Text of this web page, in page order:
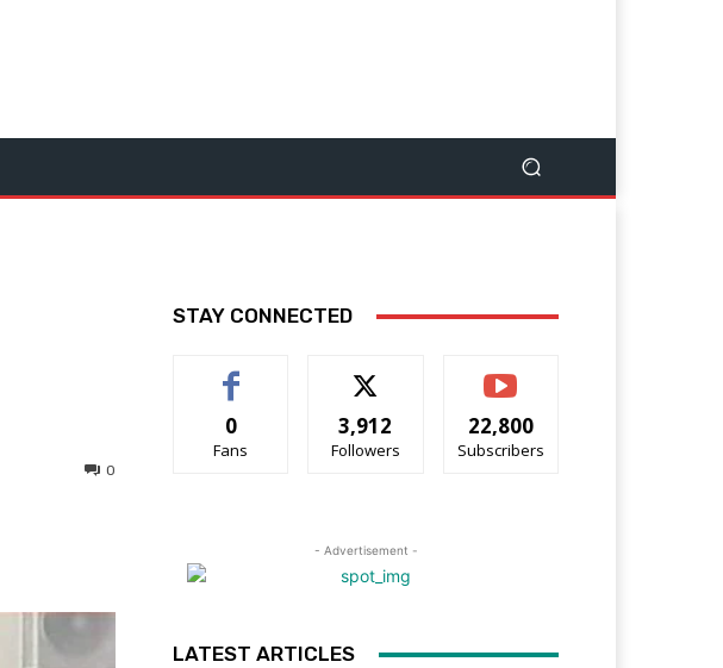
0
STAY CONNECTED
0
Fans
3,912
Followers
22,800
Subscribers
- Advertisement -
LATEST ARTICLES